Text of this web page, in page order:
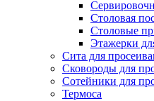
Столовая
Столовые
Этажерки
Сита для
Сковороды для
Сотейники для
Термоса